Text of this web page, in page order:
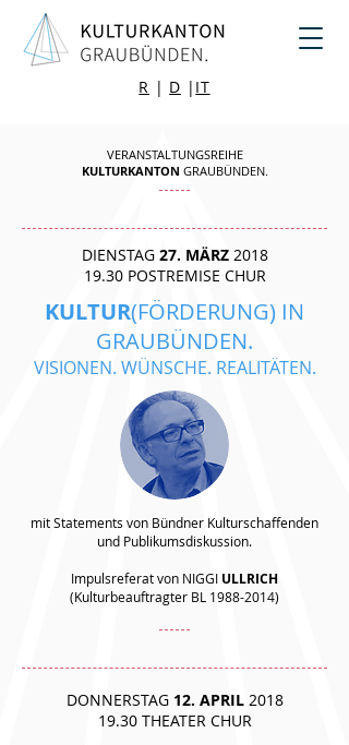
R | D | IT
VERANSTALTUNGSREIHE
KULTURKANTON GRAUBÜNDEN.
DIENSTAG27. MÄRZ 2018
19.30 POSTREMISE CHUR
KULTUR(FÖRDERUNG) IN
GRAUBÜNDEN.
VISIONEN. WÜNSCHE. REALITÄTEN.
mit Statements von Bündner Kulturschaffenden
und Publikumsdiskussion.
Impulsreferat von NIGGI ULLRICH
(Kulturbeauftragter BL 1988-2014)
DONNERSTAG12. APRIL 2018
19.30 THEATER CHUR